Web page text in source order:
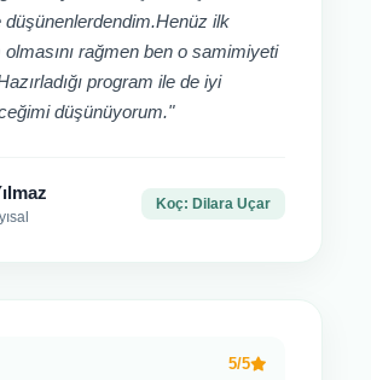
ilk
rağmen ben o samimiyeti
program ile de iyi
düşünüyorum."
Koç: Dilara Uçar
5/5